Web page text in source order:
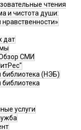
чтения
и чистота души:
дат
СМИ
библиотека (НЭБ)
услуги